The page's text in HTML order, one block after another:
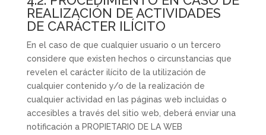
REALIZACIÓN DE ACTIVIDADES
DE CARÁCTER ILÍCITO
En el caso de que cualquier usuario o un tercero
considere que existen hechos o circunstancias que
revelen el carácter ilícito de la utilización de
cualquier contenido y/o de la realización de
cualquier actividad en las páginas web incluidas o
accesibles a través del sitio web, deberá enviar una
notificación a PROPIETARIO DE LA WEB